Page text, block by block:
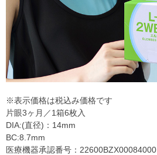
※表示価格は税込み価格です
片眼3ヶ月／1箱6枚入
DIA:(直径)：14mm
BC:8.7mm
医療機器承認番号：22600BZX00084000